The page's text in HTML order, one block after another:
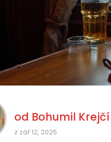
od Bohumil Krejčí
z zář 12, 2025